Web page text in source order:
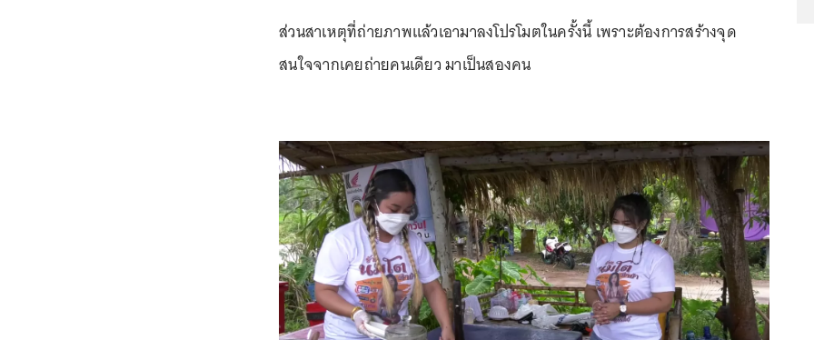
ส่วนสาเหตุที่ถ่ายภาพแล้วเอามาลงโปรโมตในครั้งนี้ เพราะต้องการสร้างจุด
สนใจจากเคยถ่ายคนเดียว มาเป็นสองคน